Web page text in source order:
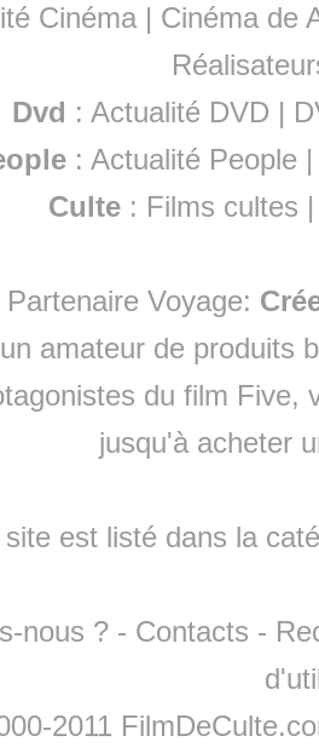
Cinéma | Cinéma de
Dvd : Actualité DVD |
:Actualité People
Culte : Films cultes
Partenaire Voyage:
amateur de produits
du film Five,
jusqu'à acheter
site est listé dans la
nous ? - Contacts -
2011